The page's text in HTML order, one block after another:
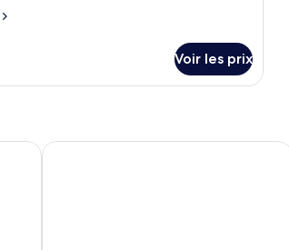
Voir les prix
HH Gisting